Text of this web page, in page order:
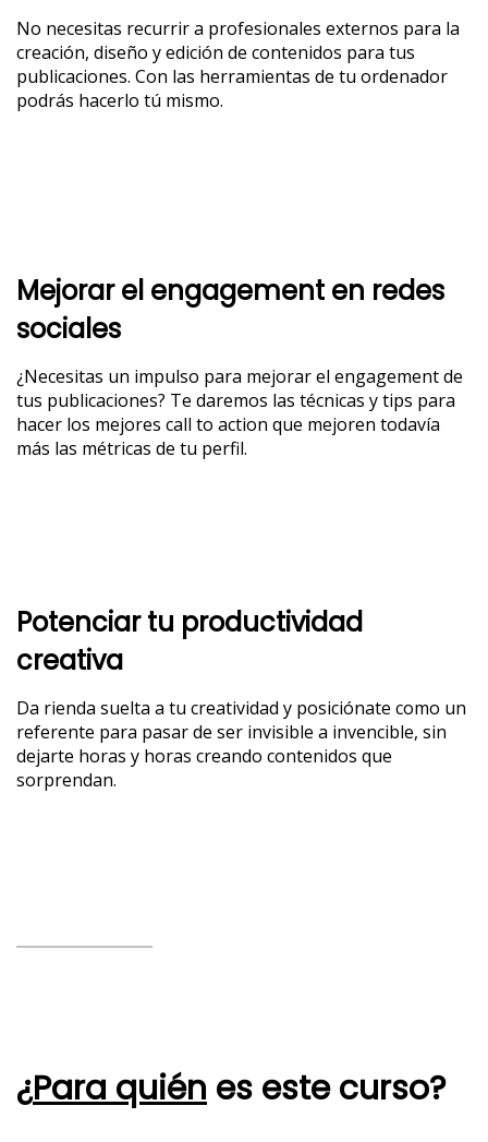
No necesitas recurrir a profesionales externos para la
creación, diseño y edición de contenidos para tus
publicaciones. Con las herramientas de tu ordenador
podrás hacerlo tú mismo.
Mejorar el engagement en redes
sociales
¿Necesitas un impulso para mejorar el engagement de
tus publicaciones? Te daremos las técnicas y tips para
hacer los mejores call to action que mejoren todavía
más las métricas de tu perfil.
Potenciar tu productividad
creativa
Da rienda suelta a tu creatividad y posiciónate como un
referente para pasar de ser invisible a invencible, sin
dejarte horas y horas creando contenidos que
sorprendan.
¿Para quién es este curso?